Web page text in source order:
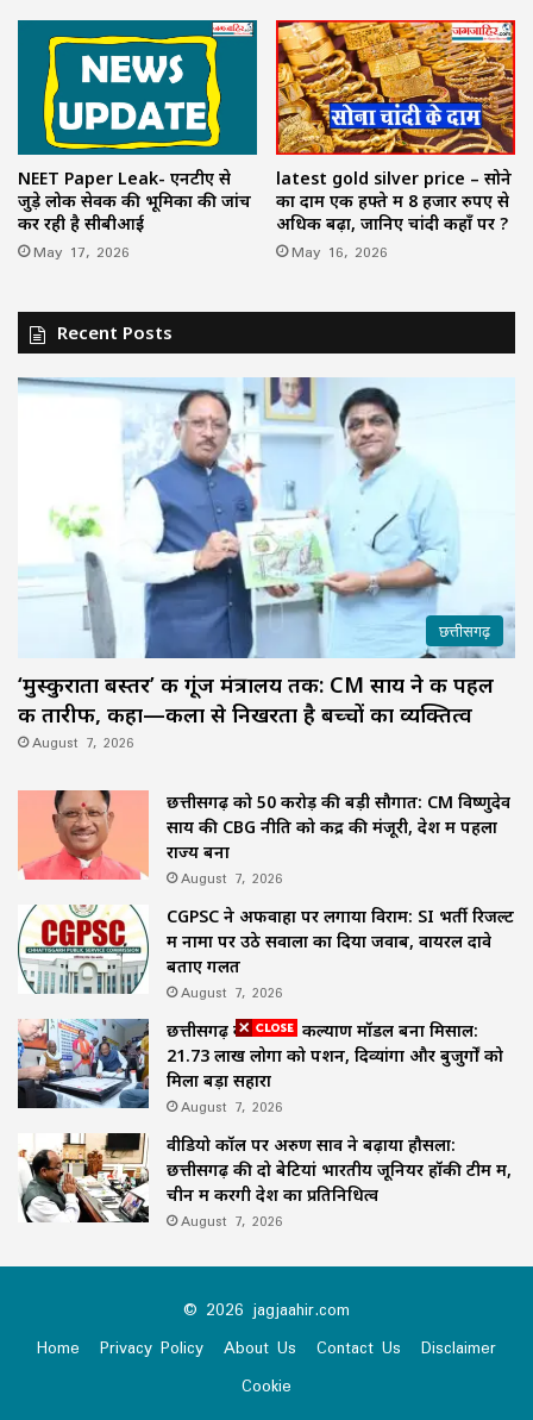
NEET Paper Leak- एनटीए से
जुड़े लोक सेवक की भूमिका की जांच
कर रही है सीबीआई
May 17, 2026
latest gold silver price – सोने
का दाम एक हफ्ते में 8 हजार रुपए से
अधिक बढ़ा, जानिए चांदी कहाँ पर ?
May 16, 2026
Recent Posts
छत्तीसगढ़
‘मुस्कुराता बस्तर’ की गूंज मंत्रालय तक: CM साय ने की पहल
की तारीफ, कहा—कला से निखरता है बच्चों का व्यक्तित्व
August 7, 2026
छत्तीसगढ़ को 50 करोड़ की बड़ी सौगात: CM विष्णुदेव
साय की CBG नीति को केंद्र की मंजूरी, देश में पहला
राज्य बना
August 7, 2026
CGPSC ने अफवाहों पर लगाया विराम: SI भर्ती रिजल्ट
में नामों पर उठे सवालों का दिया जवाब, वायरल दावे
बताए गलत
August 7, 2026
छत्तीसगढ़ का समाज कल्याण मॉडल बना मिसाल:
21.73 लाख लोगों को पेंशन, दिव्यांगों और बुजुर्गों को
मिला बड़ा सहारा
August 7, 2026
वीडियो कॉल पर अरुण साव ने बढ़ाया हौसला:
छत्तीसगढ़ की दो बेटियां भारतीय जूनियर हॉकी टीम में,
चीन में करेंगी देश का प्रतिनिधित्व
August 7, 2026
© 2026 jagjaahir.com
Home
Privacy Policy About Us Contact Us
Disclaimer
Cookie